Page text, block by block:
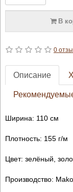
В
0
Описание
Ширина: 110 см
Плотность: 155 г/м
Цвет: зелёный,
Производство: